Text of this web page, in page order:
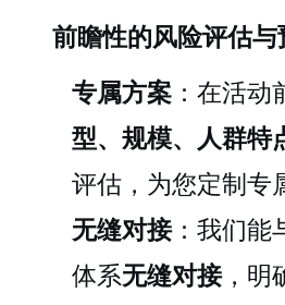
前瞻性的风险评估与
专属方案 ：在活
型、规模、人群特
评估，为您定制专
无缝对接：我们能
体系无缝对接，明